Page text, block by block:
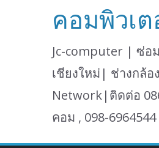
คอมพิวเ
Jc-computer | ซ่อ
เชียงใหม่| ช่างกล้อ
Network|ติดต่อ
คอม , 098-6964544